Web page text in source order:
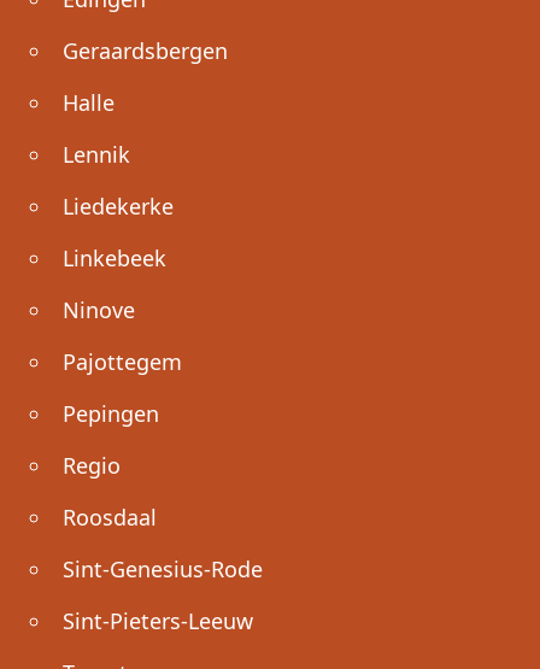
Geraardsbergen
Halle
Lennik
Liedekerke
Linkebeek
Ninove
Pajottegem
Pepingen
Regio
Roosdaal
Sint-Genesius-Rode
Sint-Pieters-Leeuw